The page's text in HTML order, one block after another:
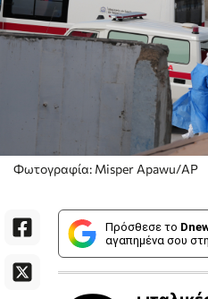
Φωτογραφία: Misper Apawu/ΑP
Πρόσθεσε το
αγαπημένα σου